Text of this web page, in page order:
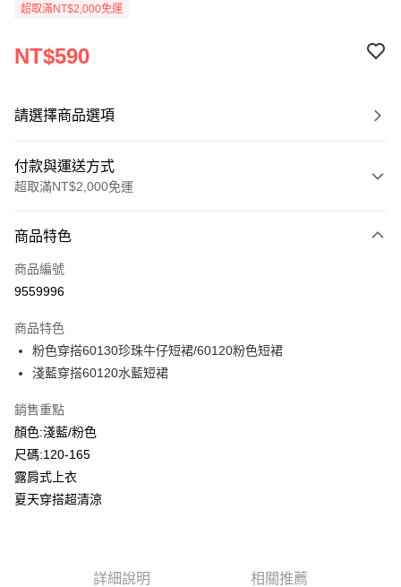
超取滿NT$2,000免運
NT$590
請選擇商品選項
付款與運送方式
超取滿NT$2,000免運
信用卡一次付款
超商取貨付款
Apple Pay
Google Pay
ATM付款
運送方式
全家付款取貨
每筆NT$80，滿NT$2,000(含以上)免運費
商品特色
商品編號
9559996
商品特色
粉色穿搭60130珍珠牛仔短裙/60120粉色短裙
淺藍穿搭60120水藍短裙
銷售重點
顏色:淺藍/粉色
尺碼:120-165
露肩式上衣
夏天穿搭超清涼
詳細說明 相關推薦